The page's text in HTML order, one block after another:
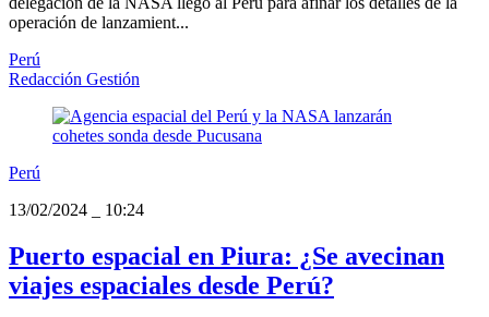
operación de lanzamient...
Perú
Redacción Gestión
Perú
13/02/2024
10:24
Puerto espacial en Piura: ¿Se avecinan
viajes espaciales desde Perú?